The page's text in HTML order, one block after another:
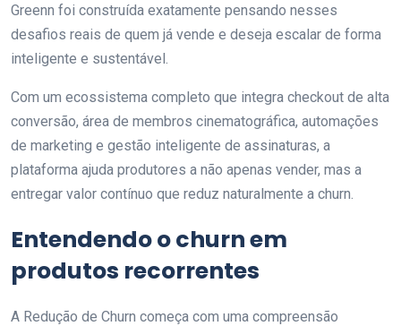
Greenn foi construída exatamente pensando nesses
desafios reais de quem já vende e deseja escalar de forma
inteligente e sustentável.
Com um ecossistema completo que integra checkout de alta
conversão, área de membros cinematográfica, automações
de marketing e gestão inteligente de assinaturas, a
plataforma ajuda produtores a não apenas vender, mas a
entregar valor contínuo que reduz naturalmente a churn.
Entendendo o churn em
produtos recorrentes
A Redução de Churn começa com uma compreensão